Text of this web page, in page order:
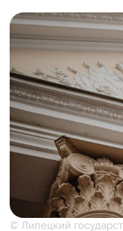
© Липецкий